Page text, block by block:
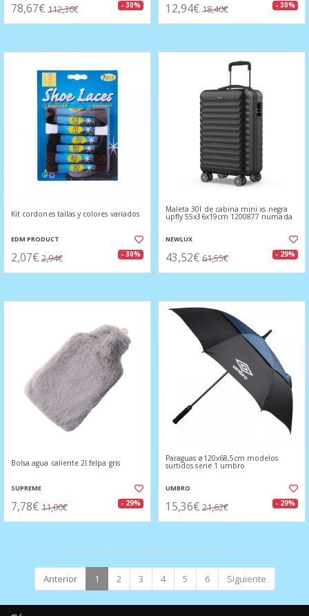
78,67€ 112,36€ - 30% 12,94€ 18,40€ - 30%
Kit cordones tallas y colores variados
EDM PRODUCT
2,07€ 2,94€ - 30%
Maleta 30l de cabina mini xs negra
upfly 55x36x19cm 1200877 numada
NEWLUX
43,52€ 61,55€ - 29%
Bolsa agua caliente 2l.felpa gris
SUPREME
7,78€ 11,00€ - 29%
Paraguas ø120x68,5cm modelos
surtidos serie 1 umbro
UMBRO
15,36€ 21,62€ - 29%
Anterior 1 2 3 4 5 6 Siguiente